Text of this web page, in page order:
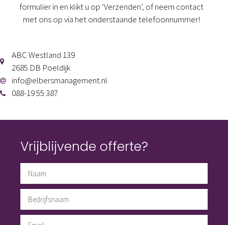
formulier in en klikt u op ‘Verzenden’, of neem contact
met ons op via het onderstaande telefoonnummer!
ABC Westland 139
2685 DB Poeldijk
info@elbersmanagement.nl
088-19 55 387
Vrijblijvende offerte?